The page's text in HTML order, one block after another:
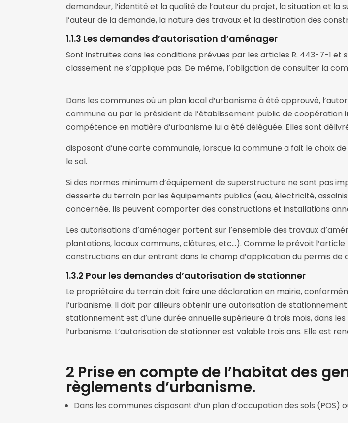
demandeur, l’identité et la qualité de l’auteur du projet, la situation et
l’auteur de la demande, la nature des travaux et la destination des
1.1.3 Les demandes d’autorisation d’aménager
Sont instruites dans les conditions prévues par les articles R. 443-7-1 et
classement ne s’applique pas. De même, l’obligation de consulter la
Dans les communes où un plan local d’urbanisme à été approuvé,
commune ou par le président de l’établissement public de
compétence en matière d’urbanisme lui a été déléguée. Elles sont
disposant d’une carte communale, lorsque la commune a fait le choix
le sol.
Si des normes minimum d’équipement de superstructure ne sont pas
desserte du terrain par les équipements publics (eau, électricité,
concernée. Ils peuvent comporter des constructions et installations
Les autorisations d’aménager portent sur l’ensemble des travaux
plantations, locaux communs, clôtures, etc…). Comme le prévoit
constructions en dur entrant dans le champ d’application du permis de
1.3.2 Pour les demandes d’autorisation de stationner
Le propriétaire du terrain doit faire une déclaration en mairie,
l’urbanisme. Il doit par ailleurs obtenir une autorisation de
stationnement est d’une durée annuelle supérieure à trois mois, dans
l’urbanisme. L’autorisation de stationner est valable trois ans. Elle est
2 Prise en compte de l’habitat des
règlements d’urbanisme.
Dans les communes disposant d’un plan d’occupation des sols (POS)